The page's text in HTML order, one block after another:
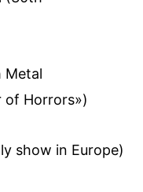
Metal
of Horrors»)
show in Europe)